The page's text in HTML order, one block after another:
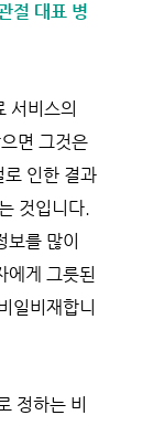
절 대표 병
서비스의
면 그것은
인한 결과
것입니다.
를 많이
에게 그릇된
일비재합니
정하는 비